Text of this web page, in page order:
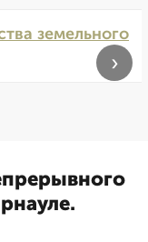
земельного
›